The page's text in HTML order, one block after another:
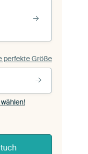
perfekte Größe